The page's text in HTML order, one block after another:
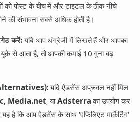
को पोस्ट के बीच में और टाइटल के ठीक नीचे
की संभावना सबसे अधिक होती है।
करें:यदि आप अंग्रेजी में लिखते हैं और आपका
यूके से आता है, तो आपकी कमाई 10 गुना बढ़
यदि ऐडसेंस अप्रूवल नहीं मिल
Media.net,याAdsterra का उपयोग कर
है कि आप ऐडसेंस के साथ 'एफिलिएट मार्केटिंग'